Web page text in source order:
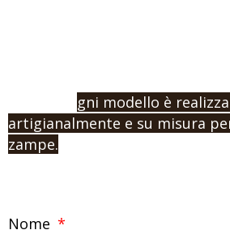
gni modello è
artigianalmente e su misura
zampe.
Nome